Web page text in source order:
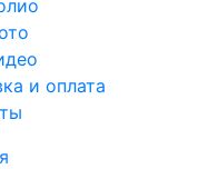
и оплата